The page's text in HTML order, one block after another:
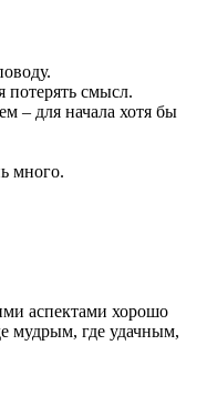
потерять смысл.
– для начала хотя бы
много.
аспектами хорошо
мудрым, где удачным,